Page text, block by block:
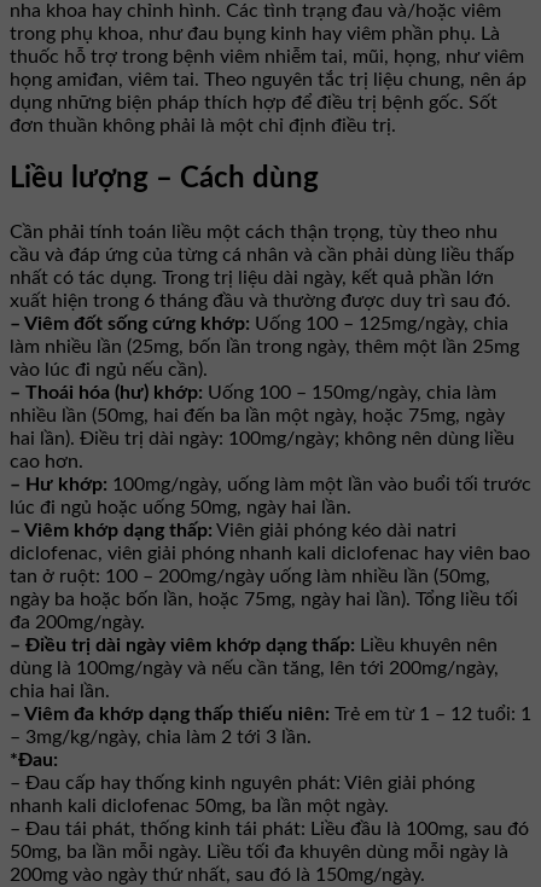
nha khoa hay chỉnh hình. Các tình trạng đau và/hoặc viêm
trong phụ khoa, như đau bụng kinh hay viêm phần phụ. Là
thuốc hỗ trợ trong bệnh viêm nhiễm tai, mũi, họng, như viêm
họng amiđan, viêm tai. Theo nguyên tắc trị liệu chung, nên áp
dụng những biện pháp thích hợp để điều trị bệnh gốc. Sốt
đơn thuần không phải là một chỉ định điều trị.
Liều lượng – Cách dùng
Cần phải tính toán liều một cách thận trọng, tùy theo nhu
cầu và đáp ứng của từng cá nhân và cần phải dùng liều thấp
nhất có tác dụng. Trong trị liệu dài ngày, kết quả phần lớn
xuất hiện trong 6 tháng đầu và thường được duy trì sau đó.
– Viêm đốt sống cứng khớp: Uống 100 – 125mg/ngày, chia
làm nhiều lần (25mg, bốn lần trong ngày, thêm một lần 25mg
vào lúc đi ngủ nếu cần).
– Thoái hóa (hư) khớp: Uống 100 – 150mg/ngày, chia làm
nhiều lần (50mg, hai đến ba lần một ngày, hoặc 75mg, ngày
hai lần). Ðiều trị dài ngày: 100mg/ngày; không nên dùng liều
cao hơn.
– Hư khớp: 100mg/ngày, uống làm một lần vào buổi tối trước
lúc đi ngủ hoặc uống 50mg, ngày hai lần.
– Viêm khớp dạng thấp: Viên giải phóng kéo dài natri
diclofenac, viên giải phóng nhanh kali diclofenac hay viên bao
tan ở ruột: 100 – 200mg/ngày uống làm nhiều lần (50mg,
ngày ba hoặc bốn lần, hoặc 75mg, ngày hai lần). Tổng liều tối
đa 200mg/ngày.
– Ðiều trị dài ngày viêm khớp dạng thấp: Liều khuyên nên
dùng là 100mg/ngày và nếu cần tăng, lên tới 200mg/ngày,
chia hai lần.
– Viêm đa khớp dạng thấp thiếu niên: Trẻ em từ 1 – 12 tuổi: 1
– 3mg/kg/ngày, chia làm 2 tới 3 lần.
*Ðau:
– Ðau cấp hay thống kinh nguyên phát: Viên giải phóng
nhanh kali diclofenac 50mg, ba lần một ngày.
– Ðau tái phát, thống kinh tái phát: Liều đầu là 100mg, sau đó
50mg, ba lần mỗi ngày. Liều tối đa khuyên dùng mỗi ngày là
200mg vào ngày thứ nhất, sau đó là 150mg/ngày.